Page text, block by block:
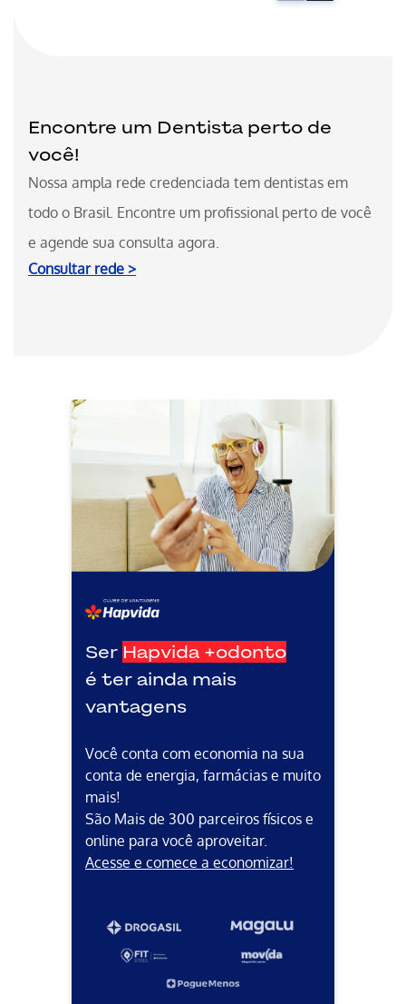
Encontre um Dentista perto de
você!
Nossa ampla rede credenciada tem dentistas em
todo o Brasil. Encontre um profissional perto de você
e agende sua consulta agora.
Consultar rede
Ser Hapvida +odonto
é ter ainda mais
vantagens
Você conta com economia na sua
conta de energia, farmácias e muito
mais!
São Mais de 300 parceiros físicos e
online para você aproveitar.
Acesse e comece a economizar!